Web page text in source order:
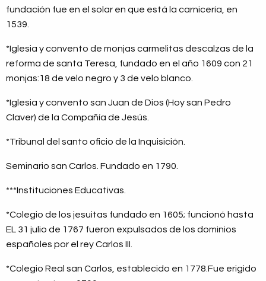
fundación fue en el solar en que está la carnicería, en
1539.
*Iglesia y convento de monjas carmelitas descalzas de la
reforma de santa Teresa, fundado en el año 1609 con 21
monjas:18 de velo negro y 3 de velo blanco.
*Iglesia y convento san Juan de Dios (Hoy san Pedro
Claver) de la Compañía de Jesús.
*Tribunal del santo oficio de la Inquisición.
Seminario san Carlos. Fundado en 1790.
***Instituciones Educativas.
*Colegio de los jesuitas fundado en 1605; funcionó hasta
EL 31 julio de 1767 fueron expulsados de los dominios
españoles por el rey Carlos III.
*Colegio Real san Carlos, establecido en 1778.Fue erigido